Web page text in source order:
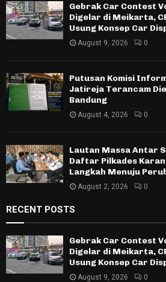
Gebrak Car Contest
Digelar di Meikarta,
Usung Konsep Car
August 9, 2026 0
Putusan Komisi
Jatireja Terancam
Bandung
August 4, 2026 0
Lautan Massa Antar
Daftar Pilkades
Langkah Menuju
August 2, 2026 0
RECENT POSTS
Gebrak Car Contest
Digelar di Meikarta,
Usung Konsep Car
August 9, 2026 0